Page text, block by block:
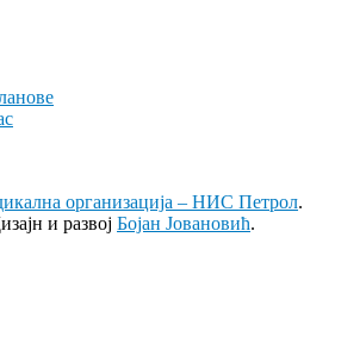
организација – НИС Петрол.
и развој Бојан Јовановић.